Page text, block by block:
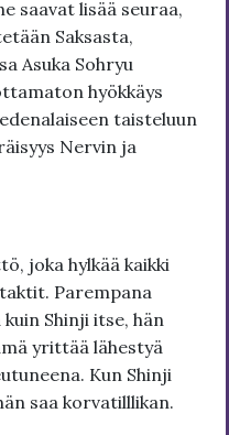
saavat lisää seuraa,
Saksasta,
Asuka Sohryu
hyökkäys
taisteluun
Nervin ja
joka hylkää kaikki
Parempana
Shinji itse, hän
yrittää lähestyä
Kun Shinji
saa korvatilllikan.